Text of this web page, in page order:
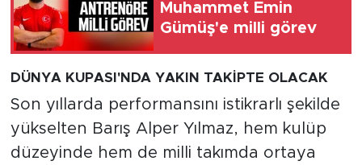
Muhammet Emin
Gümüş'e milli görev
DÜNYA KUPASI'NDA YAKIN TAKİPTE OLACAK
Son yıllarda performansını istikrarlı şekilde
yükselten Barış Alper Yılmaz, hem kulüp
düzeyinde hem de milli takımda ortaya